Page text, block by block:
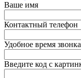
Ваше имя
Контактный телефон
Удобное время звонка
Введите код с